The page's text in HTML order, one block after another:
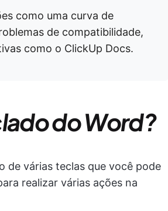
como uma curva de
de compatibilidade,
como o ClickUp Docs.
do Word?
de várias teclas que você pode
realizar várias ações na